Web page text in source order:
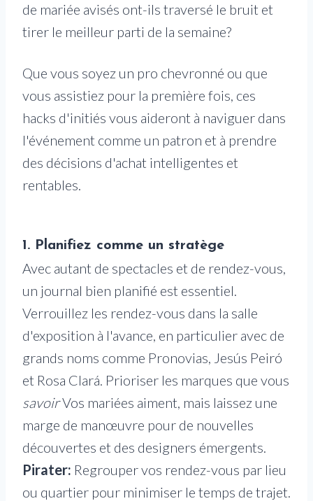
de mariée avisés ont-ils traversé le bruit et
tirer le meilleur parti de la semaine?
Que vous soyez un pro chevronné ou que
vous assistiez pour la première fois, ces
hacks d'initiés vous aideront à naviguer dans
l'événement comme un patron et à prendre
des décisions d'achat intelligentes et
rentables.
1. Planifiez comme un stratège
Avec autant de spectacles et de rendez-vous,
un journal bien planifié est essentiel.
Verrouillez les rendez-vous dans la salle
d'exposition à l'avance, en particulier avec de
grands noms comme Pronovias, Jesús Peiró
et Rosa Clará. Prioriser les marques que vous
savoirVos mariées aiment, mais laissez une
marge de manœuvre pour de nouvelles
découvertes et des designers émergents.
Pirater: Regrouper vos rendez-vous par lieu
ou quartier pour minimiser le temps de trajet.